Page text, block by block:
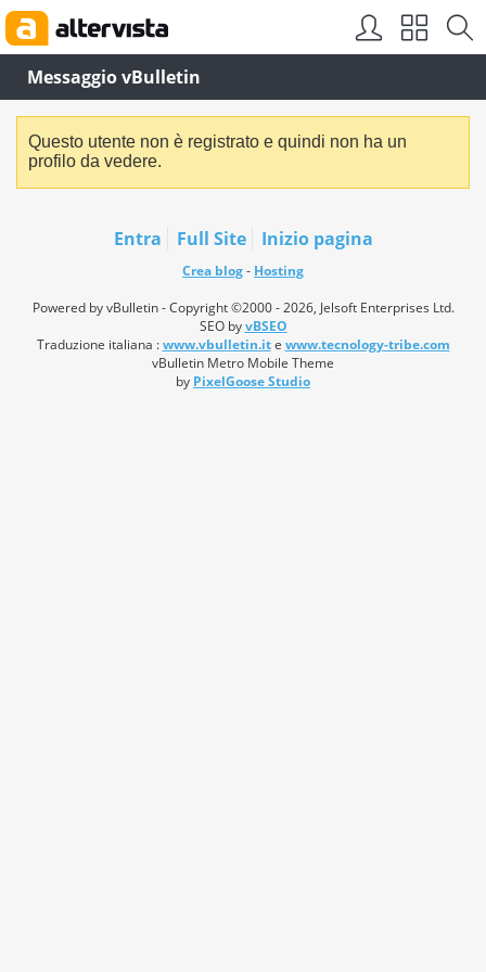
Messaggio vBulletin
Questo utente non è registrato e quindi non ha un
profilo da vedere.
Entra Full Site Inizio pagina
Crea blog- Hosting
Powered by vBulletin - Copyright ©2000 - 2026, Jelsoft Enterprises Ltd.
SEO byvBSEO
Traduzione italiana :www.vbulletin.ite www.tecnology-tribe.com
vBulletin Metro Mobile Theme
by PixelGoose Studio